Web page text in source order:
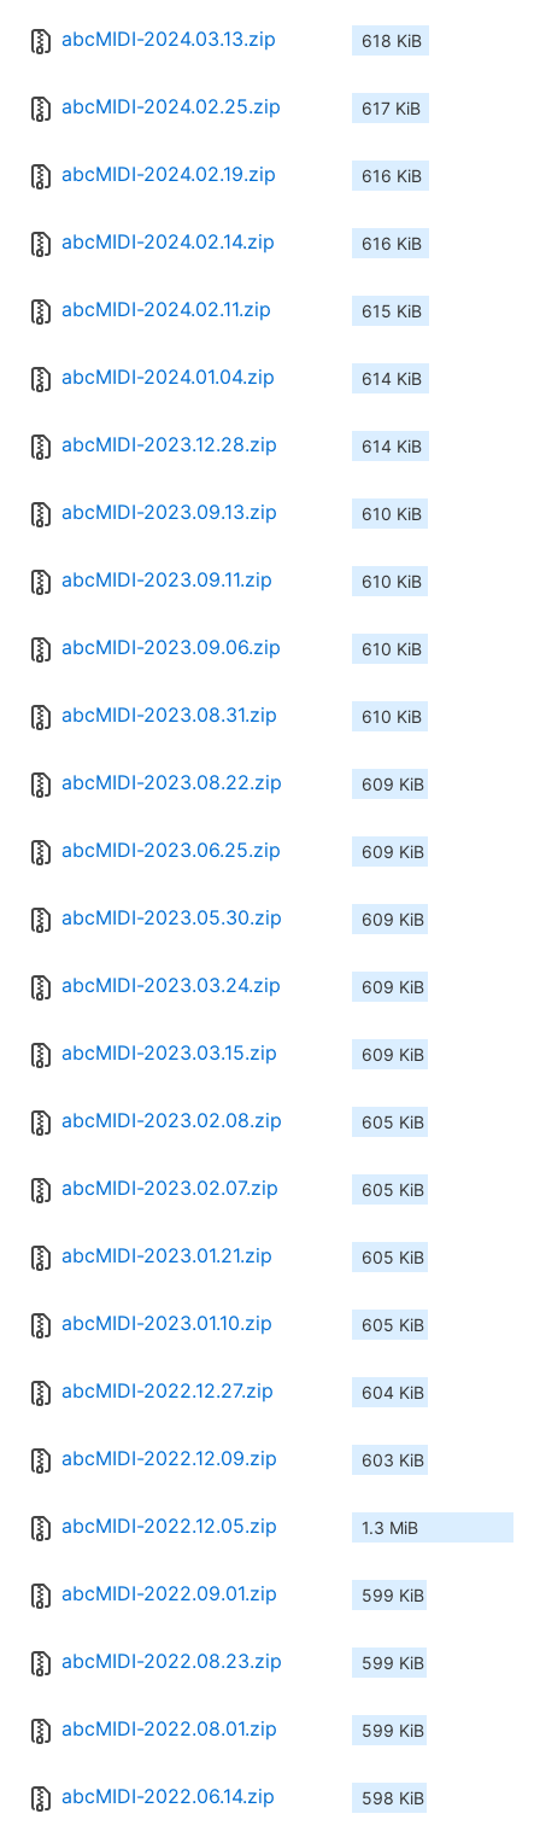
abcMIDI-2024.03.13.zip 618 KiB
abcMIDI-2024.02.25.zip 617 KiB
abcMIDI-2024.02.19.zip 616 KiB
abcMIDI-2024.02.14.zip 616 KiB
abcMIDI-2024.02.11.zip 615 KiB
abcMIDI-2024.01.04.zip 614 KiB
abcMIDI-2023.12.28.zip 614 KiB
abcMIDI-2023.09.13.zip 610 KiB
abcMIDI-2023.09.11.zip 610 KiB
abcMIDI-2023.09.06.zip 610 KiB
abcMIDI-2023.08.31.zip 610 KiB
abcMIDI-2023.08.22.zip 609 KiB
abcMIDI-2023.06.25.zip 609 KiB
abcMIDI-2023.05.30.zip 609 KiB
abcMIDI-2023.03.24.zip 609 KiB
abcMIDI-2023.03.15.zip 609 KiB
abcMIDI-2023.02.08.zip 605 KiB
abcMIDI-2023.02.07.zip 605 KiB
abcMIDI-2023.01.21.zip 605 KiB
abcMIDI-2023.01.10.zip 605 KiB
abcMIDI-2022.12.27.zip 604 KiB
abcMIDI-2022.12.09.zip 603 KiB
abcMIDI-2022.12.05.zip 1.3 MiB
abcMIDI-2022.09.01.zip 599 KiB
abcMIDI-2022.08.23.zip 599 KiB
abcMIDI-2022.08.01.zip 599 KiB
abcMIDI-2022.06.14.zip 598 KiB